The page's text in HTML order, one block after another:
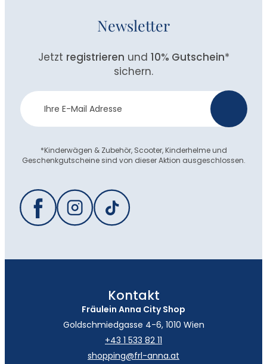
Newsletter
Jetzt registrieren und 10% Gutschein*
sichern.
Newsletter
Anmeldung
*Kinderwägen & Zubehör, Scooter, Kinderhelme und
Geschenkgutscheine sind von dieser Aktion ausgeschlossen.
Kontakt
Fräulein Anna City Shop
Goldschmiedgasse 4-6, 1010 Wien
+43 1 533 82 11
shopping@frl-anna.at